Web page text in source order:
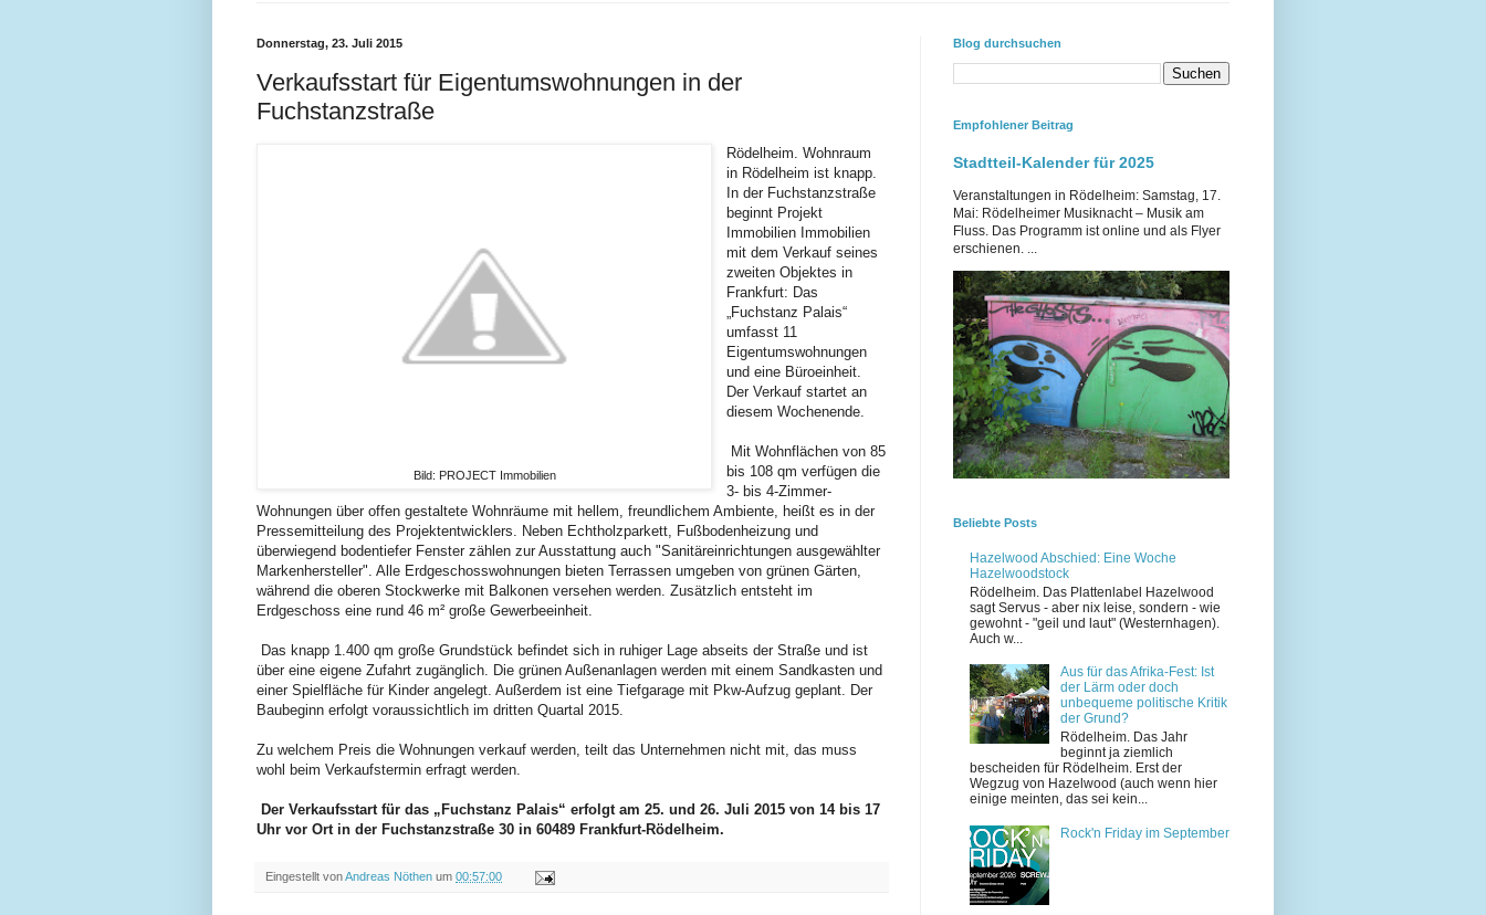
Donnerstag, 23. Juli 2015
Verkaufsstart für Eigentumswohnungen in der
Fuchstanzstraße
Bild: PROJECT Immobilien
Rödelheim. Wohnraum
in Rödelheim ist knapp.
In der Fuchstanzstraße
beginnt Projekt
Immobilien Immobilien
mit dem Verkauf seines
zweiten Objektes in
Frankfurt: Das
„Fuchstanz Palais“
umfasst 11
Eigentumswohnungen
und eine Büroeinheit.
Der Verkauf startet an
diesem Wochenende.
Mit Wohnflächen von 85
bis 108 qm verfügen die
3- bis 4-Zimmer-
Wohnungen über offen gestaltete Wohnräume mit hellem, freundlichem Ambiente, heißt es in der
Pressemitteilung des Projektentwicklers. Neben Echtholzparkett, Fußbodenheizung und
überwiegend bodentiefer Fenster zählen zur Ausstattung auch "Sanitäreinrichtungen ausgewählter
Markenhersteller". Alle Erdgeschosswohnungen bieten Terrassen umgeben von grünen Gärten,
während die oberen Stockwerke mit Balkonen versehen werden. Zusätzlich entsteht im
Erdgeschoss eine rund 46 m² große Gewerbeeinheit.
Das knapp 1.400 qm große Grundstück befindet sich in ruhiger Lage abseits der Straße und ist
über eine eigene Zufahrt zugänglich. Die grünen Außenanlagen werden mit einem Sandkasten und
einer Spielfläche für Kinder angelegt. Außerdem ist eine Tiefgarage mit Pkw-Aufzug geplant. Der
Baubeginn erfolgt voraussichtlich im dritten Quartal 2015.
Zu welchem Preis die Wohnungen verkauf werden, teilt das Unternehmen nicht mit, das muss
wohl beim Verkaufstermin erfragt werden.
Der Verkaufsstart für das „Fuchstanz Palais“ erfolgt am 25. und 26. Juli 2015 von 14 bis 17
Uhr vor Ort in der Fuchstanzstraße 30 in 60489 Frankfurt-Rödelheim.
Eingestellt vonAndreas Nöthen um 00:57:00
Blog durchsuchen
Empfohlener Beitrag
Stadtteil-Kalender für 2025
Veranstaltungen in Rödelheim: Samstag, 17.
Mai: Rödelheimer Musiknacht – Musik am
Fluss. Das Programm ist online und als Flyer
erschienen. ...
Beliebte Posts
Hazelwood Abschied: Eine Woche
Hazelwoodstock
Rödelheim. Das Plattenlabel Hazelwood
sagt Servus - aber nix leise, sondern - wie
gewohnt - "geil und laut" (Westernhagen).
Auch w...
Aus für das Afrika-Fest: Ist
der Lärm oder doch
unbequeme politische Kritik
der Grund?
Rödelheim. Das Jahr
beginnt ja ziemlich
bescheiden für Rödelheim. Erst der
Wegzug von Hazelwood (auch wenn hier
einige meinten, das sei kein...
Rock'n Friday im September